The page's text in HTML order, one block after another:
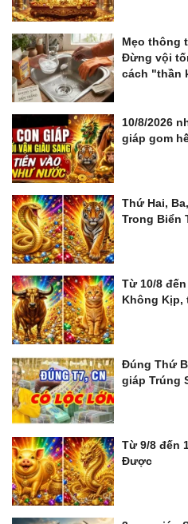
Mẹo thông
Đừng vội
cách "thần
10/8/2026
giáp gom
Thứ Hai,
Trong Biển
Từ 10/8
Không
Đúng Thứ
giáp Trúng
Từ 9/8 đến
Được